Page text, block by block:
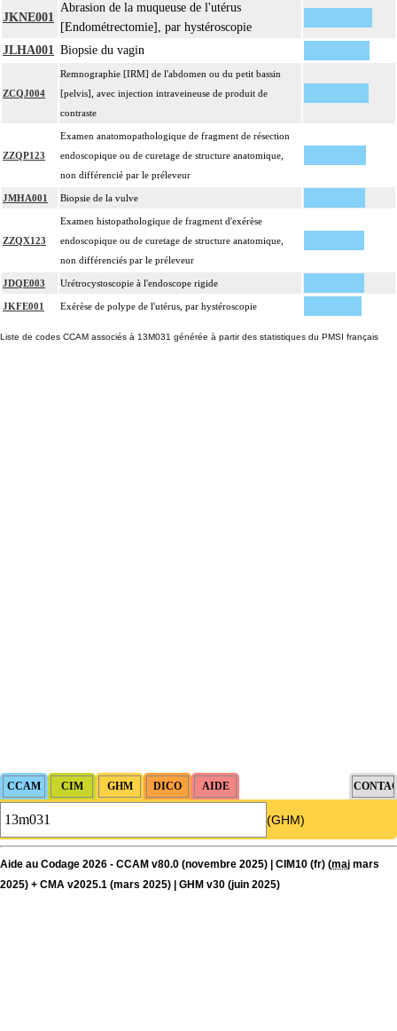
JKNE001
Abrasion de la muqueuse de l'utérus
[Endométrectomie], par hystéroscopie
JLHA001 Biopsie du vagin
ZCQJ004
Remnographie [IRM] de l'abdomen ou du petit bassin
[pelvis], avec injection intraveineuse de produit de
contraste
ZZQP123
Examen anatomopathologique de fragment de résection
endoscopique ou de curetage de structure anatomique,
non différencié par le préleveur
JMHA001 Biopsie de la vulve
ZZQX123
Examen histopathologique de fragment d'exérèse
endoscopique ou de curetage de structure anatomique,
non différenciés par le préleveur
JDQE003 Urétrocystoscopie à l'endoscope rigide
JKFE001 Exérèse de polype de l'utérus, par hystéroscopie
Liste de codes CCAM associés à 13M031 générée à partir des statistiques du PMSI français
(GHM)
Aide au Codage 2026 - CCAM v80.0 (novembre 2025) | CIM10 (fr) (maj mars
2025) + CMA v2025.1 (mars 2025) | GHM v30 (juin 2025)